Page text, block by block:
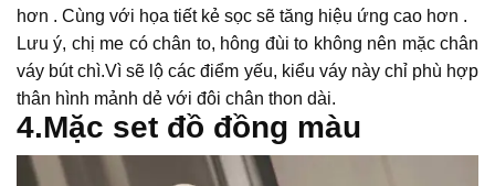
hơn . Cùng với họa tiết kẻ sọc sẽ tăng hiệu ứng cao hơn .
Lưu ý, chị me có chân to, hông đùi to không nên mặc chân
váy bút chì.Vì sẽ lộ các điểm yếu, kiểu váy này chỉ phù hợp
thân hình mảnh dẻ với đôi chân thon dài.
4.Mặc set đồ đồng màu